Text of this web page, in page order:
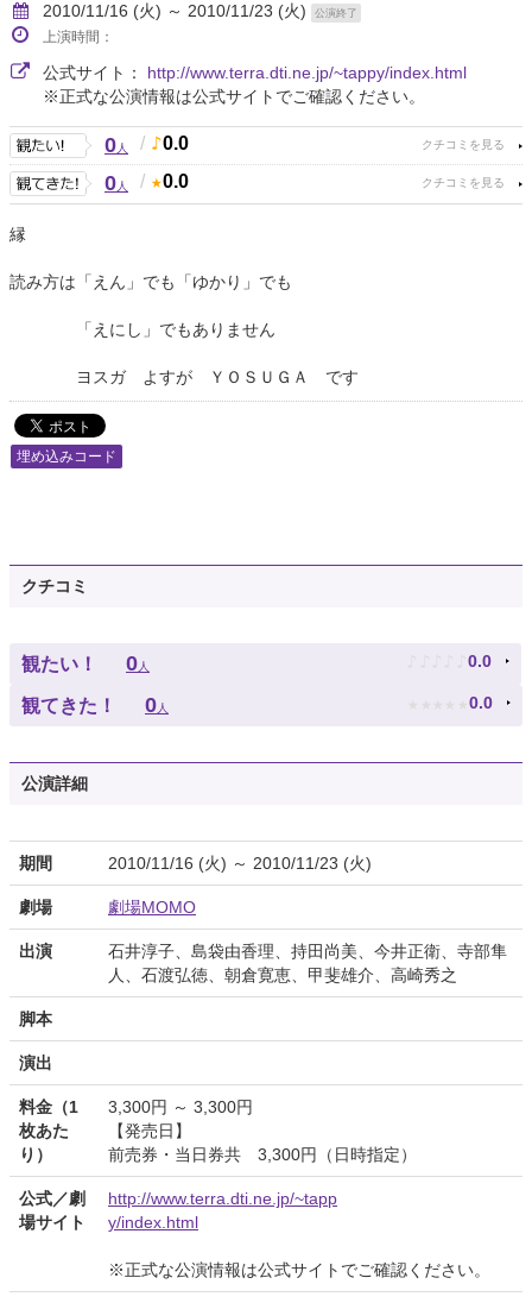
2010/11/16 (火) ～ 2010/11/23 (火)
公演終了
上演時間：
公式サイト： http://www.terra.dti.ne.jp/~tappy/index.html
※正式な公演情報は公式サイトでご確認ください。
0人 / 0.0
0人 / 0.0
縁
読み方は「えん」でも「ゆかり」でも
「えにし」でもありません
ヨスガ よすが ＹＯＳＵＧＡ です
埋め込みコード
クチコミ
観たい！ 0人 ♪ ♪ ♪ ♪ ♪ 0.0
観てきた！ 0人 ★ ★ ★ ★ ★ 0.0
公演詳細
期間 2010/11/16 (火) ～ 2010/11/23 (火)
劇場 劇場MOMO
出演
石井淳子、島袋由香理、持田尚美、今井正衛、寺部隼
人、石渡弘徳、朝倉寛恵、甲斐雄介、高崎秀之
脚本
演出
料金（1
枚あた
り）
3,300円 ～ 3,300円
【発売日】
前売券・当日券共 3,300円（日時指定）
公式／劇
場サイト
http://www.terra.dti.ne.jp/~tapp
y/index.html
※正式な公演情報は公式サイトでご確認ください。